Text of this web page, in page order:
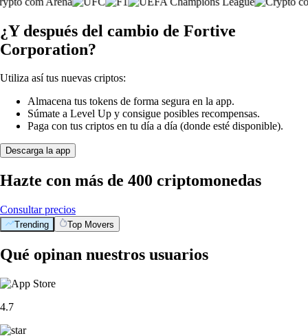
¿Y después del cambio de Fortive
Corporation?
Utiliza así tus nuevas criptos:
Almacena tus tokens de forma segura en la app.
Súmate a Level Up y consigue posibles recompensas.
Paga con tus criptos en tu día a día (donde esté disponible).
Descarga la app
Hazte con más de 400 criptomonedas
Consultar precios
Trending Top Movers
Qué opinan nuestros usuarios
4.7